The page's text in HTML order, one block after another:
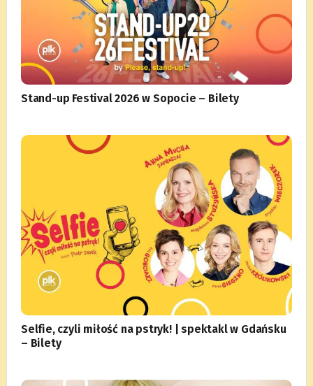
Stand-up Festival 2026 w Sopocie – Bilety
Selfie, czyli miłość na pstryk! | spektakl w Gdańsku
– Bilety